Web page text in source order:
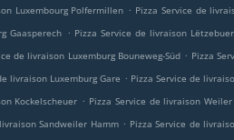
Luxembourg Polfermillen . Pizza Service de
Gaasperech . Pizza Service de livraison
de livraison Luxemburg Bouneweg-Süd . Pizza
livraison Luxemburg Gare . Pizza Service de
Kockelscheuer . Pizza Service de livraison
Sandweiler Hamm . Pizza Service de